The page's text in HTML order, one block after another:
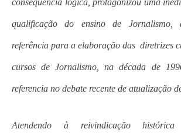
conseqüência lógica, protagonizou uma
qualificação do ensino de Jornalismo,
referência para a elaboração das diretrizes
cursos de Jornalismo, na década de
referencia no debate recente de atualização
Atendendo à reivindicação